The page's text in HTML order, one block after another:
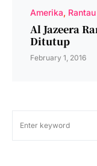
Amerika Rantau
Al Jazeera
Ditutup
February 1, 2016